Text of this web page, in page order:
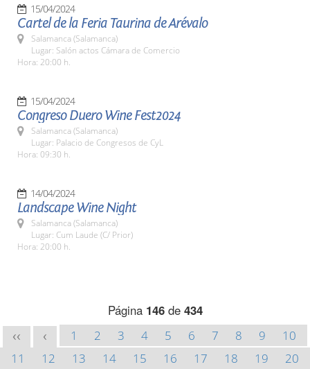
15/04/2024
Cartel de la Feria Taurina de Arévalo
Salamanca (Salamanca)
Lugar: Salón actos Cámara de Comercio
Hora: 20:00 h.
15/04/2024
Congreso Duero Wine Fest2024
Salamanca (Salamanca)
Lugar: Palacio de Congresos de CyL
Hora: 09:30 h.
14/04/2024
Landscape Wine Night
Salamanca (Salamanca)
Lugar: Cum Laude (C/ Prior)
Hora: 20:00 h.
Página 146de 434
<< < 1 2 3 4 5 6 7 8 9
10
11
12 13 14 15 16 17 18 19
20